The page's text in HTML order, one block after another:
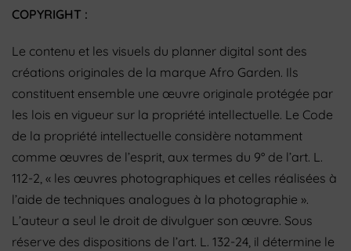
COPYRIGHT :
Le contenu et les visuels du planner digital sont des
créations originales de la marque Afro Garden. Ils
constituent ensemble une œuvre originale protégée par
les lois en vigueur sur la propriété intellectuelle. Le Code
de la propriété intellectuelle considère notamment
comme œuvres de l’esprit, aux termes du 9° de l’art. L.
112-2, « les œuvres photographiques et celles réalisées à
l’aide de techniques analogues à la photographie ».
L’auteur a seul le droit de divulguer son œuvre. Sous
réserve des dispositions de l’art. L. 132-24, il détermine le